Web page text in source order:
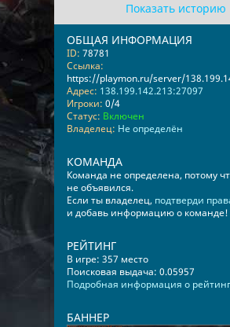
Показать историю
ОБЩАЯ ИНФОРМАЦИЯ
ID: 78781
Ссылка:
https://playmon.ru/server/
Адрес: 138.199.142.213:27097
Игроки: 0/4
Статус: Включен
Владелец: Не определён
КОМАНДА
Команда не определена, потому
не объявился.
Если ты владелец, подтверди
и добавь информацию о команде!
РЕЙТИНГ
В игре: 357 место
Поисковая выдача: 0.05957
Подробная информация о
БАННЕР